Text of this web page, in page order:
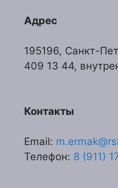
Адрес
195196, Санкт-
409 13 44,
Контакты
Email:
Телефон: 8 (911)